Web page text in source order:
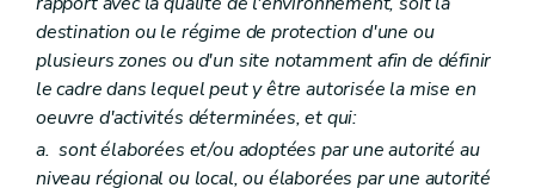
Art. D133
Art. D134
Titre X Coopération interrégionale et internationale
Art. D135
Art. D136
Art. D137
Partie VIII Recherche, constatation, poursuite, répression et mesures de réparation des infractions en matière d'environnement – Décret du 5 juin 2008, art. 2)
Titre premier Dispositions générales – Décret du 5 juin 2008, art. 2)
destination ou le régime de protection d'une ou
plusieurs zones ou d'un site notamment afin de définir
le cadre dans lequel peut y être autorisée la mise en
oeuvre d'activités déterminées, et qui:
a. sont élaborées et/ou adoptées par une autorité au
niveau régional ou local, ou élaborées par une autorité